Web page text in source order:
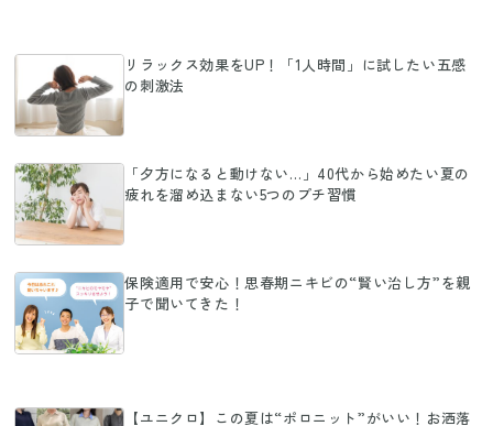
リラックス効果をUP！「1人時間」に試したい五感
の刺激法
「夕方になると動けない…」40代から始めたい夏の
疲れを溜め込まない5つのプチ習慣
保険適用で安心！思春期ニキビの“賢い治し方”を親
子で聞いてきた！
【ユニクロ】この夏は“ポロニット”がいい！お洒落